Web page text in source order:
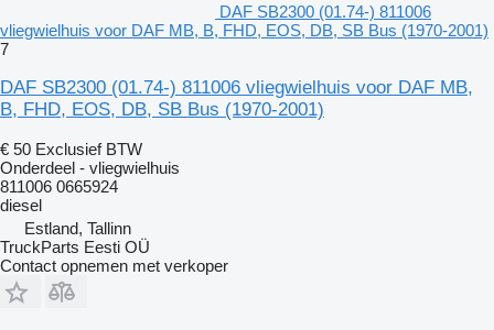
DAF SB2300 (01.74-) 811006
vliegwielhuis voor DAF MB, B, FHD, EOS, DB, SB Bus (1970-2001)
7
DAF SB2300 (01.74-) 811006 vliegwielhuis voor DAF MB,
B, FHD, EOS, DB, SB Bus (1970-2001)
€ 50 Exclusief BTW
Onderdeel - vliegwielhuis
811006 0665924
diesel
Estland, Tallinn
TruckParts Eesti OÜ
Contact opnemen met verkoper